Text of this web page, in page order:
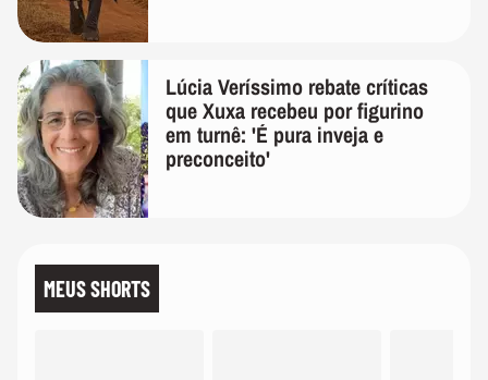
Lúcia Veríssimo rebate críticas
que Xuxa recebeu por figurino
em turnê: 'É pura inveja e
preconceito'
MEUS SHORTS